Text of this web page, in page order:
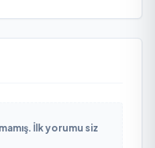
İlk yorumu siz